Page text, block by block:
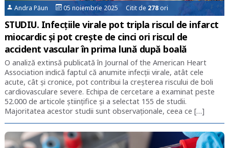
Andra Păun 05 noiembrie 2025 Citit de 278ori
STUDIU. Infecțiile virale pot tripla riscul de infarct
miocardic și pot crește de cinci ori riscul de
accident vascular în prima lună după boală
O analiză extinsă publicată în Journal of the American Heart
Association indică faptul că anumite infecții virale, atât cele
acute, cât și cronice, pot contribui la creșterea riscului de boli
cardiovasculare severe. Echipa de cercetare a examinat peste
52.000 de articole științifice și a selectat 155 de studii.
Majoritatea acestor studii sunt observaționale, ceea ce […]